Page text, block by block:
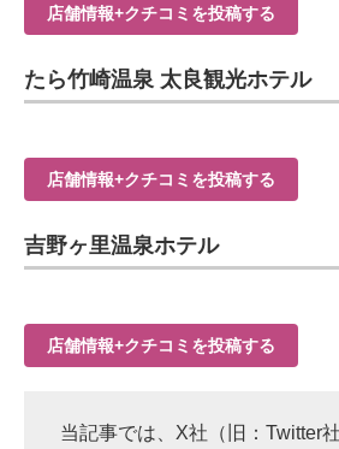
店舗情報+クチコミを投稿する
たら竹崎温泉 太良観光ホテル
店舗情報+クチコミを投稿する
吉野ヶ里温泉ホテル
店舗情報+クチコミを投稿する
当記事では、X社（旧：Twitter